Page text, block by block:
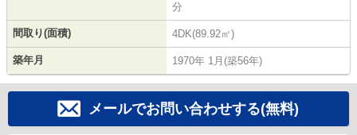
分
間取り(面積) 4DK(89.92㎡)
築年月 1970年 1月(築56年)
メールでお問い合わせする(無料)